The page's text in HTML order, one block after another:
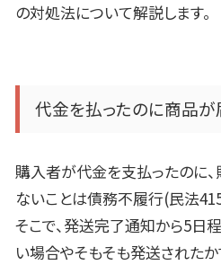
の対処法について解説します。
代金を払ったのに商品
購入者が代金を支払ったのに
ないことは債務不履行(民法
そこで、発送完了通知から5日
い場合やそもそも発送された